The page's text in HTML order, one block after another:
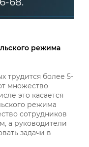
режима
трудится более 5-
множество
это касается
режима
сотрудников
а руководители
задачи в